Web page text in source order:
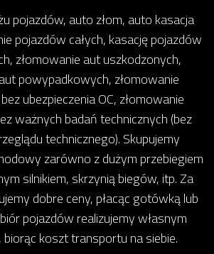
pojazdów, auto złom, auto kasacja
pojazdów całych, kasację pojazdów
złomowanie aut uszkodzonych,
powypadkowych, złomowanie
ubezpieczenia OC, złomowanie
ważnych badań technicznych (bez
technicznego). Skupujemy
zarówno z dużym przebiegiem
silnikiem, skrzynią biegów, itp. Za
dobre ceny, płacąc gotówką lub
pojazdów realizujemy własnym
koszt transportu na siebie.